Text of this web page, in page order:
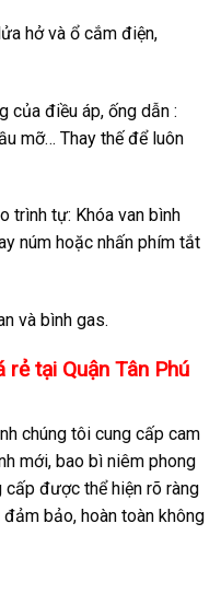
hở và ổ cắm điện,
của điều áp, ống dẫn :
mỡ… Thay thế để luôn
trình tự: Khóa van bình
núm hoặc nhấn phím tắt
và bình gas.
tại Quận Tân Phú
chúng tôi cung cấp cam
mới, bao bì niêm phong
cấp được thể hiện rõ ràng
bảo, hoàn toàn không